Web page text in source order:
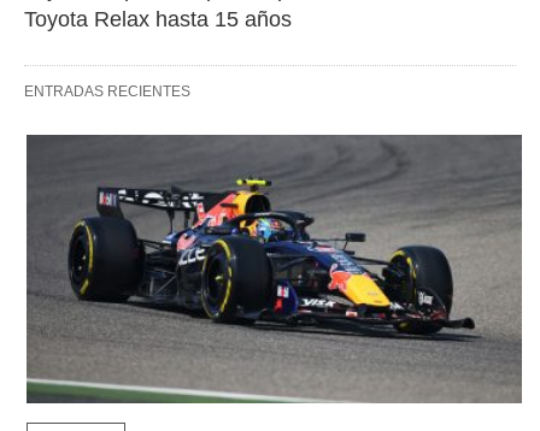
Toyota Relax hasta 15 años
ENTRADAS RECIENTES